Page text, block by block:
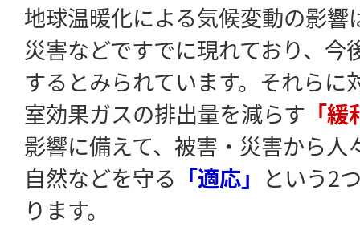
地球温暖化による気候変動の影響
災害などですでに現れており、今
するとみられています。それらに
室効果ガスの排出量を減らす 「
影響に備えて、被害・災害から人
自然などを守る 「適応」 という2
ります。